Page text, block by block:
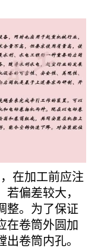
在加工前应注
偏差较大，
整。为了保证
在卷筒外圆加
卷筒内孔。